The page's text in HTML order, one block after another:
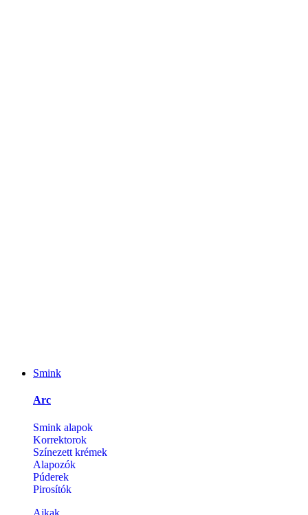
Smink
Arc
Smink alapok
Korrektorok
Színezett krémek
Alapozók
Púderek
Pirosítók
Ajkak